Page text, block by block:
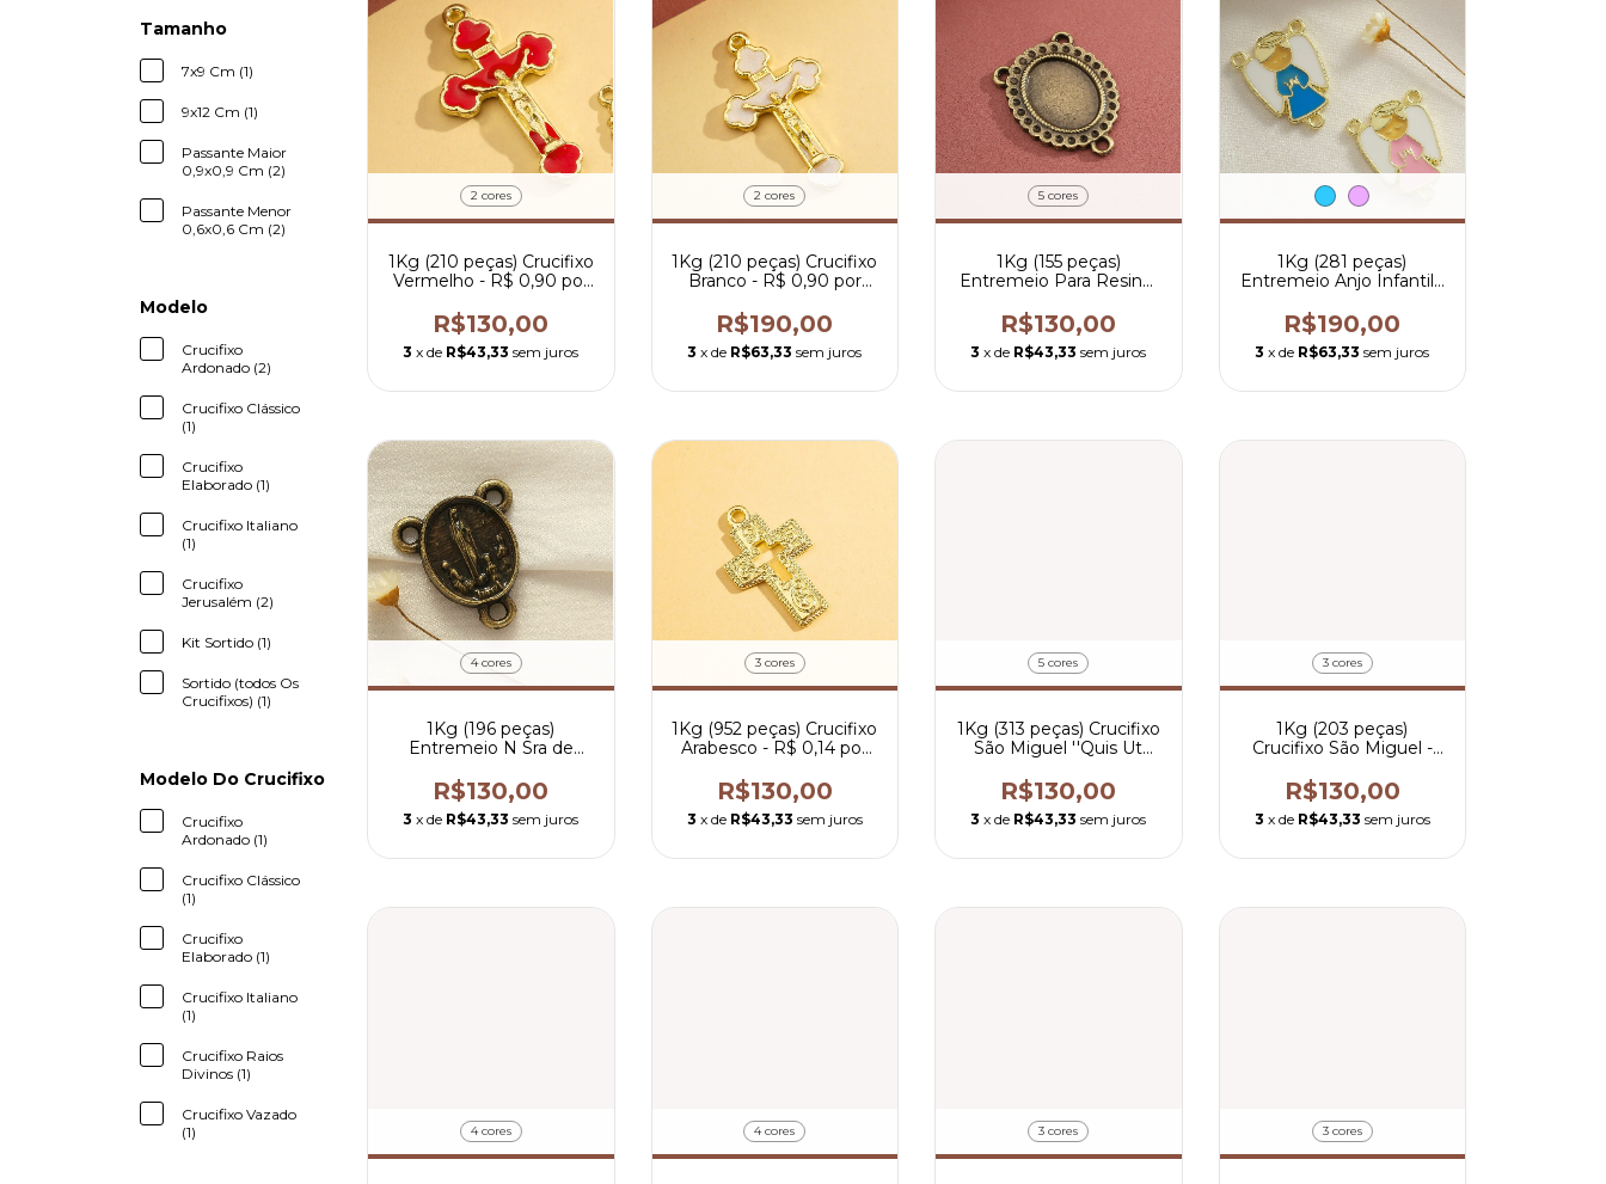
Tamanho
7x9 Cm (1)
9x12 Cm (1)
Passante Maior
0,9x0,9 Cm (2)
Passante Menor
0,6x0,6 Cm (2)
Modelo
Crucifixo
Ardonado (2)
Crucifixo Clássico
(1)
Crucifixo
Elaborado (1)
Crucifixo Italiano
(1)
Crucifixo
Jerusalém (2)
Kit Sortido (1)
Sortido (todos Os
Crucifixos) (1)
Modelo Do Crucifixo
Crucifixo
Ardonado (1)
Crucifixo Clássico
(1)
Crucifixo
Elaborado (1)
Crucifixo Italiano
(1)
Crucifixo Raios
Divinos (1)
Crucifixo Vazado
(1)
2 cores
1Kg (210 peças) Crucifixo
Vermelho - R$ 0,90 por
R$130,00
3 x de R$43,33 sem juros
2 cores
1Kg (210 peças) Crucifixo
Branco - R$ 0,90 por
R$190,00
3 x de R$63,33 sem juros
5 cores
1Kg (155 peças)
Entremeio Para Resinar
R$130,00
3 x de R$43,33 sem juros
1Kg (281 peças)
Entremeio Anjo Infantil -
R$190,00
3 x de R$63,33 sem juros
4 cores
1Kg (196 peças)
Entremeio N Sra de
peça
R$130,00
3 x de R$43,33 sem juros
3 cores
1Kg (952 peças) Crucifixo
Arabesco - R$ 0,14 por
R$130,00
3 x de R$43,33 sem juros
5 cores
1Kg (313 peças) Crucifixo
São Miguel ''Quis Ut
peça
R$130,00
3 x de R$43,33 sem juros
3 cores
1Kg (203 peças)
Crucifixo São Miguel -
R$130,00
3 x de R$43,33 sem juros
4 cores 4 cores 3 cores 3 cores